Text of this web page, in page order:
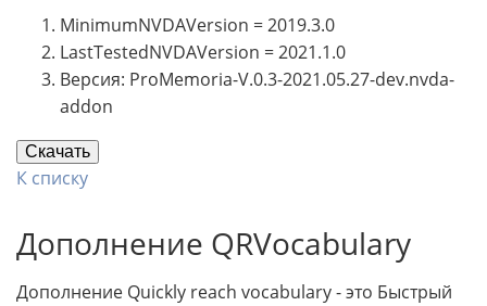
MinimumNVDAVersion = 2019.3.0
LastTestedNVDAVersion = 2021.1.0
Версия: ProMemoria-V.0.3-2021.05.27-dev.nvda-
addon
Скачать
К списку
Дополнение QRVocabulary
Дополнение Quickly reach vocabulary - это Быстрый